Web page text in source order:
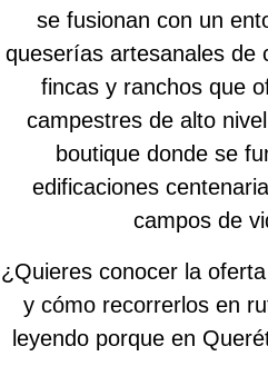
se fusionan con un
queserías artesanales de
fincas y ranchos que
campestres de alto
boutique donde se
edificaciones
campos de
¿Quieres conocer la
y cómo recorrerlos en
leyendo porque en